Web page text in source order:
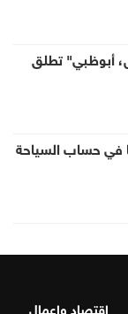
أبوظبي" تطلق
في حساب السياحة
اقتصاد واعمال